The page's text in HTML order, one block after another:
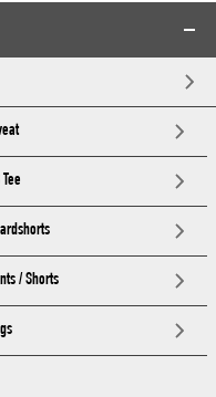
/ Shorts